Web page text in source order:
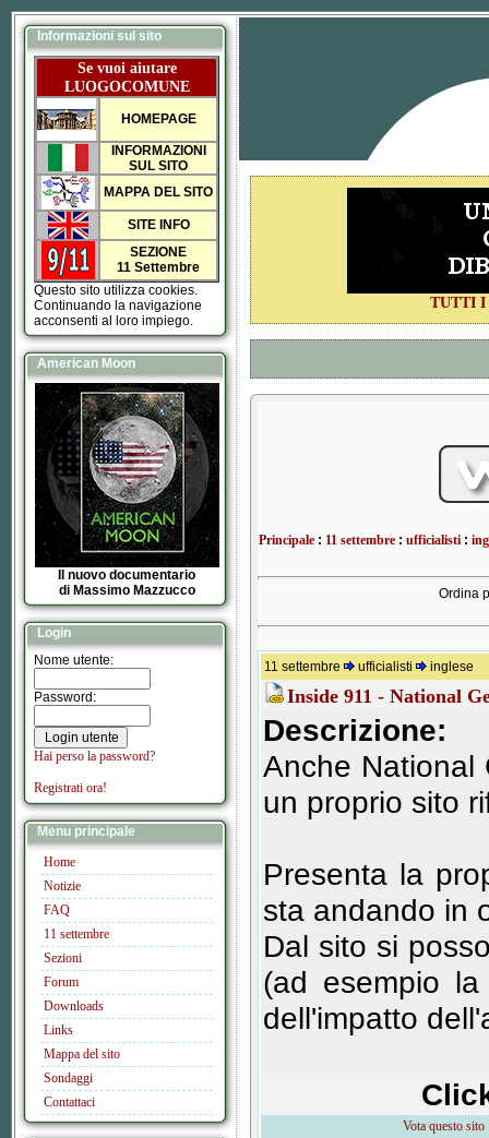
Informazioni sul sito
Se vuoi aiutare
LUOGOCOMUNE
HOMEPAGE
INFORMAZIONI
SUL SITO
MAPPA DEL SITO
SITE INFO
SEZIONE
11 Settembre
Questo sito utilizza cookies.
Continuando la navigazione
acconsenti al loro impiego.
American Moon
Il nuovo documentario
di Massimo Mazzucco
Login
Nome utente:
Password:
Hai perso la password?
Registrati ora!
Menu principale
Home
Notizie
FAQ
11 settembre
Sezioni
Forum
Downloads
Links
Mappa del sito
Sondaggi
Contattaci
TUTTI I
Principale : 11 settembre : ufficialisti :
Ordina
11 settembre ufficialisti inglese
Inside 911 - National
Descrizione:
Anche National
un proprio sito
Presenta la
sta andando in
Dal sito si
(ad esempio
dell'impatto
Vota questo sito